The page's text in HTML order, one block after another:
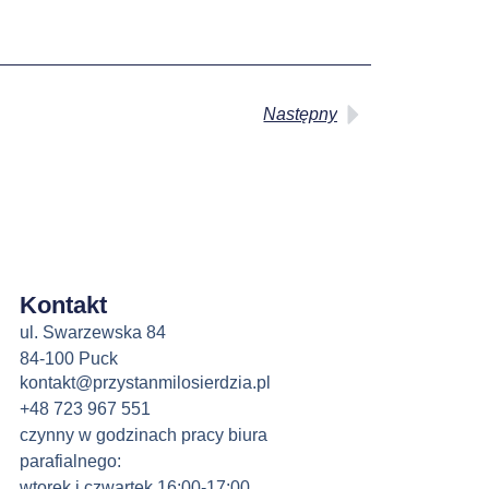
Następny
Kontakt
ul. Swarzewska 84
84-100 Puck
kontakt@przystanmilosierdzia.pl
+48 723 967 551
czynny w godzinach pracy biura
parafialnego: